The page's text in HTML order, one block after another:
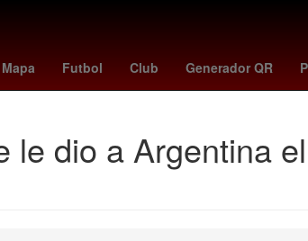
Mapa Futbol Club Generador QR
Cowboys minnesota - juárez Stephen Curry
le dio a Argentina